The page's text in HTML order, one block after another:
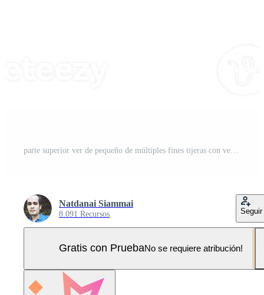
Natdanai Siammai
8.091 Recursos Seguir
Gratis con PruebaNo se requiere atribución!